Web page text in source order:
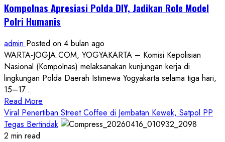
di
Daycare
Kompolnas Apresiasi Polda DIY, Jadikan Role Model
Polri Humanis
admin Posted on 4 bulan ago
WARTA-JOGJA.COM, YOGYAKARTA – Komisi Kepolisian
Nasional (Kompolnas) melaksanakan kunjungan kerja di
lingkungan Polda Daerah Istimewa Yogyakarta selama tiga hari,
15–17...
Read More
more
about
Viral Penertiban Street Coffee di Jembatan Kewek, Satpol PP
Tegas Bertindak
2 min read